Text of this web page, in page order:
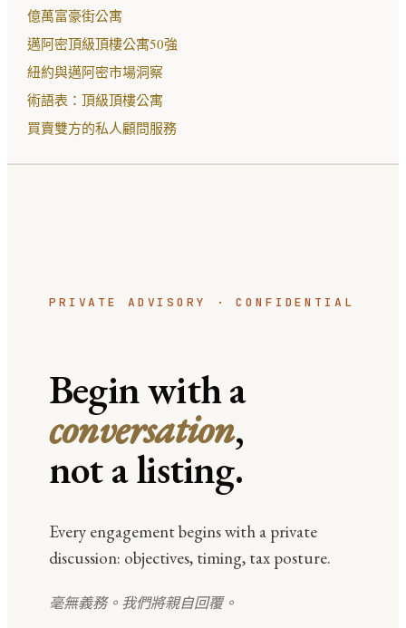
億萬富豪街公寓
邁阿密頂級頂樓公寓50強
紐約與邁阿密市場洞察
術語表：頂級頂樓公寓
買賣雙方的私人顧問服務
PRIVATE ADVISORY · CONFIDENTIAL
Begin with a
conversation,
not a listing.
Every engagement begins with a private
discussion: objectives, timing, tax posture.
毫無義務。我們將親自回覆。